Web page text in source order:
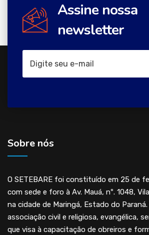
Assine nossa
newsletter
Sobre nós
O SETEBARE foi constituído em 25 de
com sede e foro à Av. Mauá, nº. 1048,
na cidade de Maringá, Estado do
associação civil e religiosa, evangélica,
que visa à capacitação de obreiros e